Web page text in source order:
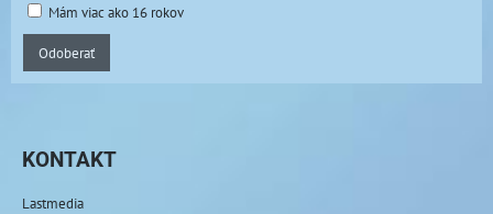
Mám viac ako 16 rokov
Odoberať
KONTAKT
Lastmedia